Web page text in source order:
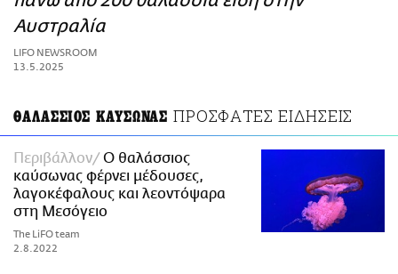
ΑΜΠΑ
PRINT
Αυστραλία
LIFO NEWSROOM
13.5.2025
ΘΑΛΑΣΣΙΟΣ ΚΑΥΣΩΝΑΣ ΠΡΟΣΦΑΤΕΣ ΕΙΔΗΣΕΙΣ
Περιβάλλον
Ο θαλάσσιος
καύσωνας φέρνει μέδουσες,
λαγοκέφαλους και λεοντόψαρα
στη Μεσόγειο
The LiFO team
2.8.2022